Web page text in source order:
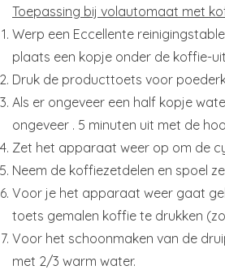
Toepassing bij volautomaat met
Werp een Eccellente
plaats een kopje onder de koffie-
Druk de producttoets voor
Als er ongeveer een half kopje
ongeveer . 5 minuten uit met de
Zet het apparaat weer op om de
Neem de koffiezetdelen en spoel
Voor je het apparaat weer gaat
toets gemalen koffie te drukken
Voor het schoonmaken van de
met 2/3 warm water.